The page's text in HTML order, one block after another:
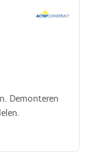
Demonteren